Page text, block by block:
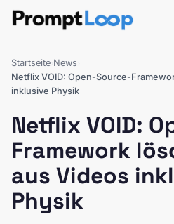
Startseite News
Netflix VOID: Open-Source-
inklusive Physik
Netflix VOID:
Framework
aus Videos
Physik